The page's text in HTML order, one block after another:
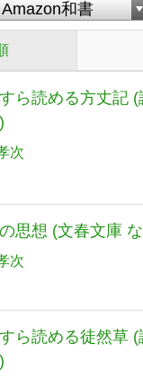
ら読める方丈記
次
思想 (文春文庫
次
ら読める徒然草